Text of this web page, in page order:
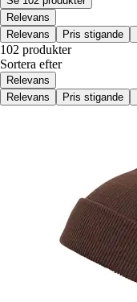
Relevans
Relevans
Pris stigande
102 produkter
Sortera efter
Relevans
Relevans
Pris stigande